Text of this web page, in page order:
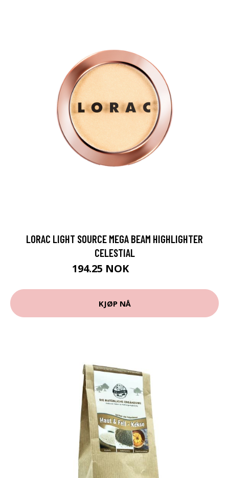
LORAC LIGHT SOURCE MEGA BEAM HIGHLIGHTER
CELESTIAL
194.25 NOK
KJØP NÅ